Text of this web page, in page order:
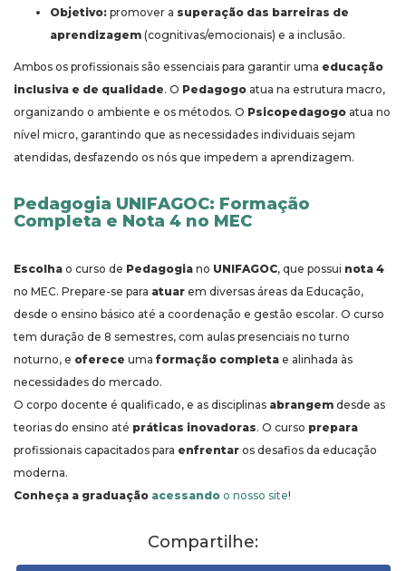
Objetivo: promover a superação das barreiras de
aprendizagem (cognitivas/emocionais) e a inclusão.
Ambos os profissionais são essenciais para garantir uma educação
inclusiva e de qualidade. O Pedagogo atua na estrutura macro,
organizando o ambiente e os métodos. O Psicopedagogo atua no
nível micro, garantindo que as necessidades individuais sejam
atendidas, desfazendo os nós que impedem a aprendizagem.
Pedagogia UNIFAGOC: Formação
Completa e Nota 4 no MEC
Escolha o curso de Pedagogia no UNIFAGOC, que possui nota 4
no MEC. Prepare-se para atuar em diversas áreas da Educação,
desde o ensino básico até a coordenação e gestão escolar. O curso
tem duração de 8 semestres, com aulas presenciais no turno
noturno, e oferece uma formação completa e alinhada às
necessidades do mercado.
O corpo docente é qualificado, e as disciplinas abrangem desde as
teorias do ensino até práticas inovadoras. O curso prepara
profissionais capacitados para enfrentar os desafios da educação
moderna.
Conheça a graduação acessando o nosso site!
Compartilhe: